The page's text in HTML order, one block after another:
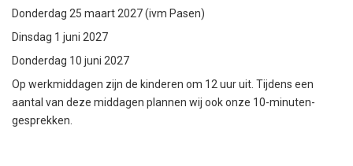
Donderdag 25 maart 2027 (ivm Pasen)
Dinsdag 1 juni 2027
Donderdag 10 juni 2027
Op werkmiddagen zijn de kinderen om 12 uur uit. Tijdens een
aantal van deze middagen plannen wij ook onze 10-minuten-
gesprekken.